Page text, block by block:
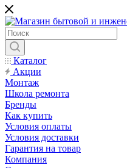
Каталог
Акции
Монтаж
Школа ремонта
Бренды
Как купить
Условия оплаты
Условия доставки
Гарантия на товар
Компания